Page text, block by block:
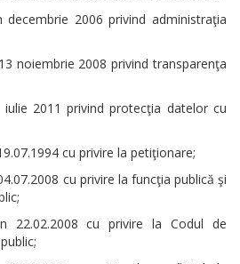
decembrie 2006 privind administraţia
noiembrie 2008 privind transparenţa
2011 privind protecţia datelor cu
cu privire la petiţionare;
cu privire la funcţia publică şi
22.02.2008 cu privire la Codul de